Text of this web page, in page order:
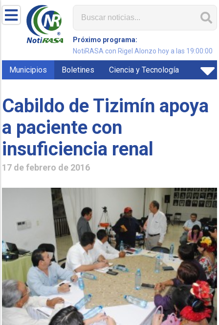
Próximo programa:
NotiRASA con Rigel Alonzo hoy a las 19:00:00
Municipios Boletines Ciencia y Tecnología
Cabildo de Tizimín apoya
a paciente con
insuficiencia renal
17 de febrero de 2016